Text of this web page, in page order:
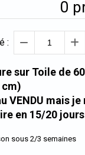
0
:
sur Toile de
cm)
VENDU mais
en 15/20 jours
sous 2/3 semaines